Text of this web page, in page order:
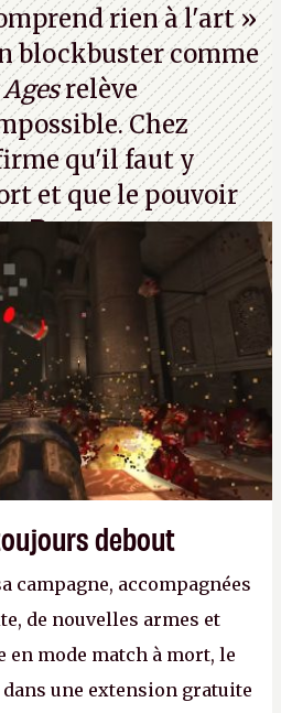
rien à l'art »
blockbuster comme
relève
Chez
qu'il faut y
et que le pouvoir
P.
debout
campagne, accompagnées
de nouvelles armes et
en mode match à mort, le
une extension gratuite